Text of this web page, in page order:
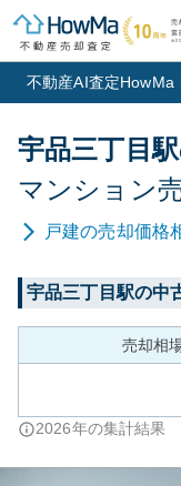
不動産AI査定HowMa
宇品三丁目駅
マンション
戸建の売却価格
宇品三丁目駅の中
売却相
2026年の集計結果